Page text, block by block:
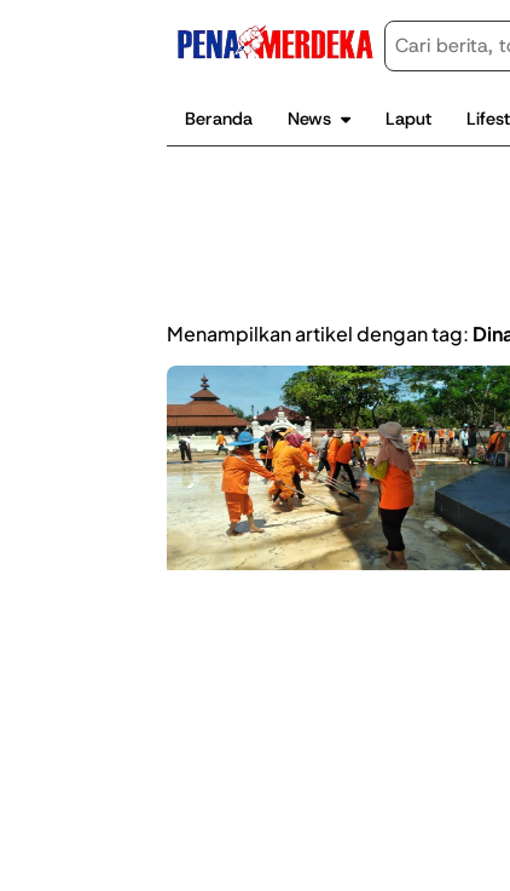
Beranda News Laput
Menampilkan artikel dengan tag: